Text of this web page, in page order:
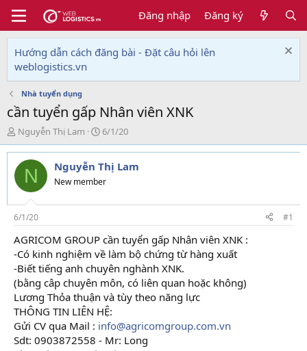
Đăng nhập Đăng ký
Hướng dẫn cách đăng bài - Đặt câu hỏi lên
weblogistics.vn
Nhà tuyển dụng
cần tuyển gấp Nhân viên XNK
T
h
r
e
d
s
t
a
r
t
e
r
Nguyễn Thị Lam
N
g
à
y
g
i
6/1/20
N Nguyễn Thị Lam
New member
6/1/20 #1
AGRICOM GROUP cần tuyển gấp Nhân viên XNK :
-Có kinh nghiệm về làm bộ chứng từ hàng xuất
-Biết tiếng anh chuyên nghành XNK.
(bằng câp chuyên môn, có liên quan hoặc không)
Lương Thỏa thuận và tùy theo năng lực
THÔNG TIN LIÊN HỆ:
Gửi CV qua Mail : info@agricomgroup.com.vn
Sdt: 0903872558 - Mr: Long